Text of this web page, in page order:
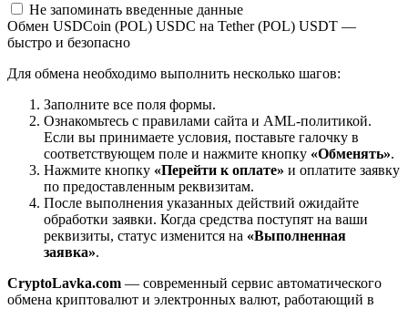
Не запоминать введенные данные
Обмен USDCoin (POL) USDC на Tether (POL) USDT —
быстро и безопасно
Для обмена необходимо выполнить несколько шагов:
Заполните все поля формы.
Ознакомьтесь с правилами сайта и AML-политикой.
Если вы принимаете условия, поставьте галочку в
соответствующем поле и нажмите кнопку «Обменять».
Нажмите кнопку «Перейти к оплате» и оплатите заявку
по предоставленным реквизитам.
После выполнения указанных действий ожидайте
обработки заявки. Когда средства поступят на ваши
реквизиты, статус изменится на «Выполненная
заявка».
CryptoLavka.com — современный сервис автоматического
обмена криптовалют и электронных валют, работающий в